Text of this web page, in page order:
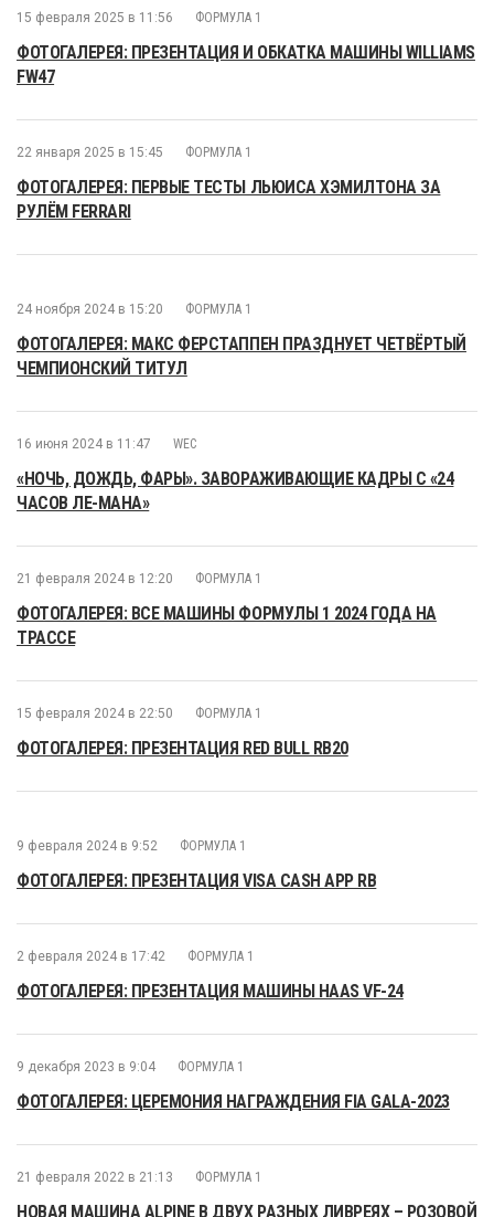
15 февраля 2025 в 11:56 ФОРМУЛА 1
ФОТОГАЛЕРЕЯ: ПРЕЗЕНТАЦИЯ И ОБКАТКА МАШИНЫ WILLIAMS
FW47
22 января 2025 в 15:45 ФОРМУЛА 1
ФОТОГАЛЕРЕЯ: ПЕРВЫЕ ТЕСТЫ ЛЬЮИСА ХЭМИЛТОНА ЗА
РУЛЁМ FERRARI
24 ноября 2024 в 15:20 ФОРМУЛА 1
ФОТОГАЛЕРЕЯ: МАКС ФЕРСТАППЕН ПРАЗДНУЕТ ЧЕТВЁРТЫЙ
ЧЕМПИОНСКИЙ ТИТУЛ
16 июня 2024 в 11:47 WEC
«НОЧЬ, ДОЖДЬ, ФАРЫ». ЗАВОРАЖИВАЮЩИЕ КАДРЫ С «24
ЧАСОВ ЛЕ-МАНА»
21 февраля 2024 в 12:20 ФОРМУЛА 1
ФОТОГАЛЕРЕЯ: ВСЕ МАШИНЫ ФОРМУЛЫ 1 2024 ГОДА НА
ТРАССЕ
15 февраля 2024 в 22:50 ФОРМУЛА 1
ФОТОГАЛЕРЕЯ: ПРЕЗЕНТАЦИЯ RED BULL RB20
9 февраля 2024 в 9:52 ФОРМУЛА 1
ФОТОГАЛЕРЕЯ: ПРЕЗЕНТАЦИЯ VISA CASH APP RB
2 февраля 2024 в 17:42 ФОРМУЛА 1
ФОТОГАЛЕРЕЯ: ПРЕЗЕНТАЦИЯ МАШИНЫ HAAS VF-24
9 декабря 2023 в 9:04 ФОРМУЛА 1
ФОТОГАЛЕРЕЯ: ЦЕРЕМОНИЯ НАГРАЖДЕНИЯ FIA GALA-2023
21 февраля 2022 в 21:13 ФОРМУЛА 1
НОВАЯ МАШИНА ALPINE В ДВУХ РАЗНЫХ ЛИВРЕЯХ – РОЗОВОЙ